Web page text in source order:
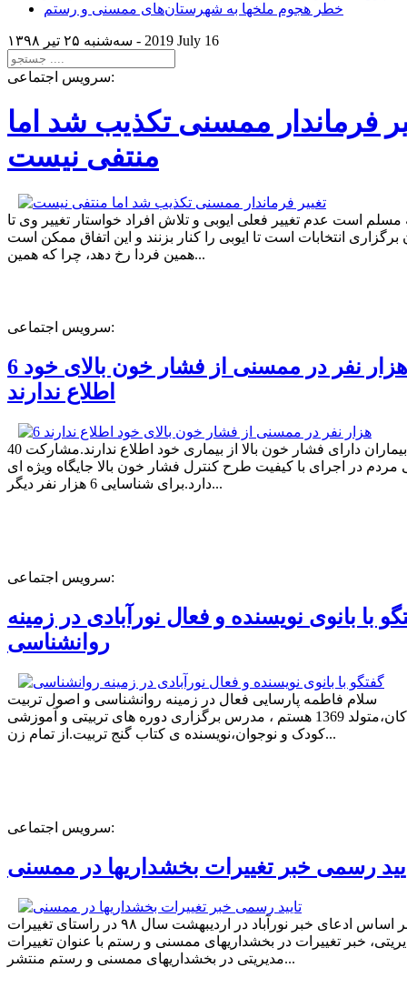
خطر هجوم ملخها به شهرستان‌های ممسنی و رستم
سه‌شنبه ۲۵ تير ۱۳۹۸ - 2019 July 16
سرویس اجتماعی:
فرماندار ممسنی تکذیب شد اما
منتفی نیست
مسلم است عدم تغییر فعلی ایوبی و تلاش افراد خواستار تغییر وی تا
برگزاری انتخابات است تا ایوبی را کنار بزنند و این اتفاق ممکن است
همین فردا رخ دهد، چرا که همین...
سرویس اجتماعی:
6 هزار نفر در ممسنی از فشار خون بالای خود
اطلاع ندارند
40 درصد بیماران دارای فشار خون بالا از بیماری خود اطلاع ندارند.مشارکت
در اجرای با کیفیت طرح کنترل فشار خون بالا جایگاه ویژه ای
دارد.برای شناسایی 6 هزار نفر دیگر...
سرویس اجتماعی:
با بانوی نویسنده و فعال نورآبادی در زمینه
روانشناسی
سلام فاطمه پارسایی فعال در زمینه روانشناسی و اصول تربیت
کودکان،متولد 1369 هستم ، مدرس برگزاری دوره های تربیتی و آموزشی
کودک و نوجوان،نویسنده ی کتاب گنج تربیت.از تمام زن...
سرویس اجتماعی:
رسمی خبر تغییرات بخشداریها در ممسنی
بر اساس ادعای خبر نورآباد در اردیبهشت سال ۹۸ در راستای تغییرات
خبر تغییرات در بخشداریهای ممسنی و رستم با عنوان تغییرات
مدیریتی در بخشداریهای ممسنی و رستم منتشر...